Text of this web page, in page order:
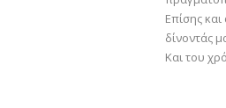
Επίσης
δίνοντάς
Και του